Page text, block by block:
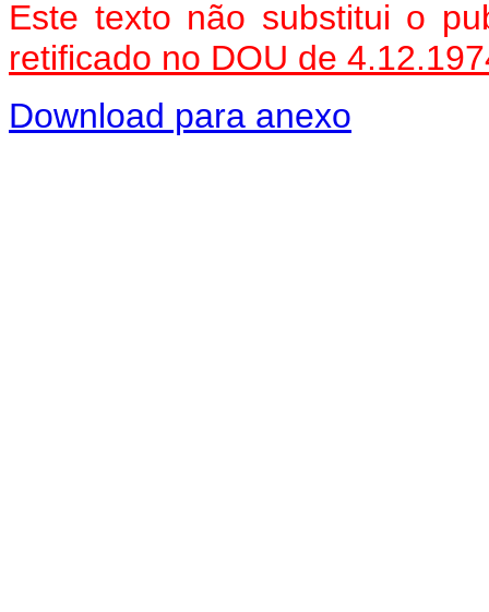
Este texto não substitui o
retificado no DOU de
Download para anexo